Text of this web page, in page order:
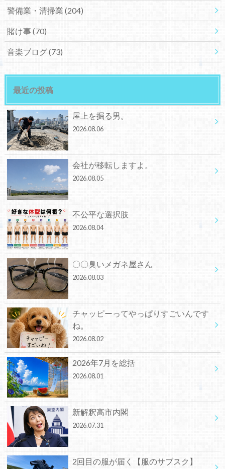
警備業・清掃業 (204)
賭け事(70)
音楽ブログ(73)
最近の投稿
屋上を掘る男。
2026.08.06
会社が移転しますよ。
2026.08.05
不公平な選択肢
2026.08.04
〇〇臭いメガネ屋さん
2026.08.03
チャッピーってやっぱりすごいんです
ね。
2026.08.02
2026年7月を総括
2026.08.01
新解釈高市内閣
2026.07.31
2回目の服が届く【服のサブスク】